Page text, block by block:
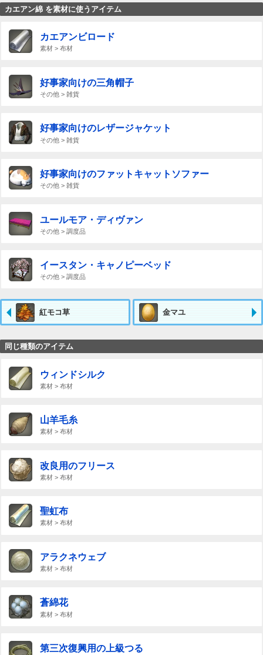
カエアン綿 を素材に使うアイテム
カエアンビロード
素材 > 布材
好事家向けの三角帽子
その他 > 雑貨
好事家向けのレザージャケット
その他 > 雑貨
好事家向けのファットキャットソファー
その他 > 雑貨
ユールモア・ディヴァン
その他 > 調度品
イースタン・キャノピーベッド
その他 > 調度品
紅モコ草 金マユ
同じ種類のアイテム
ウィンドシルク
素材 > 布材
山羊毛糸
素材 > 布材
改良用のフリース
素材 > 布材
聖虹布
素材 > 布材
アラクネウェブ
素材 > 布材
蒼綿花
素材 > 布材
第三次復興用の上級つる